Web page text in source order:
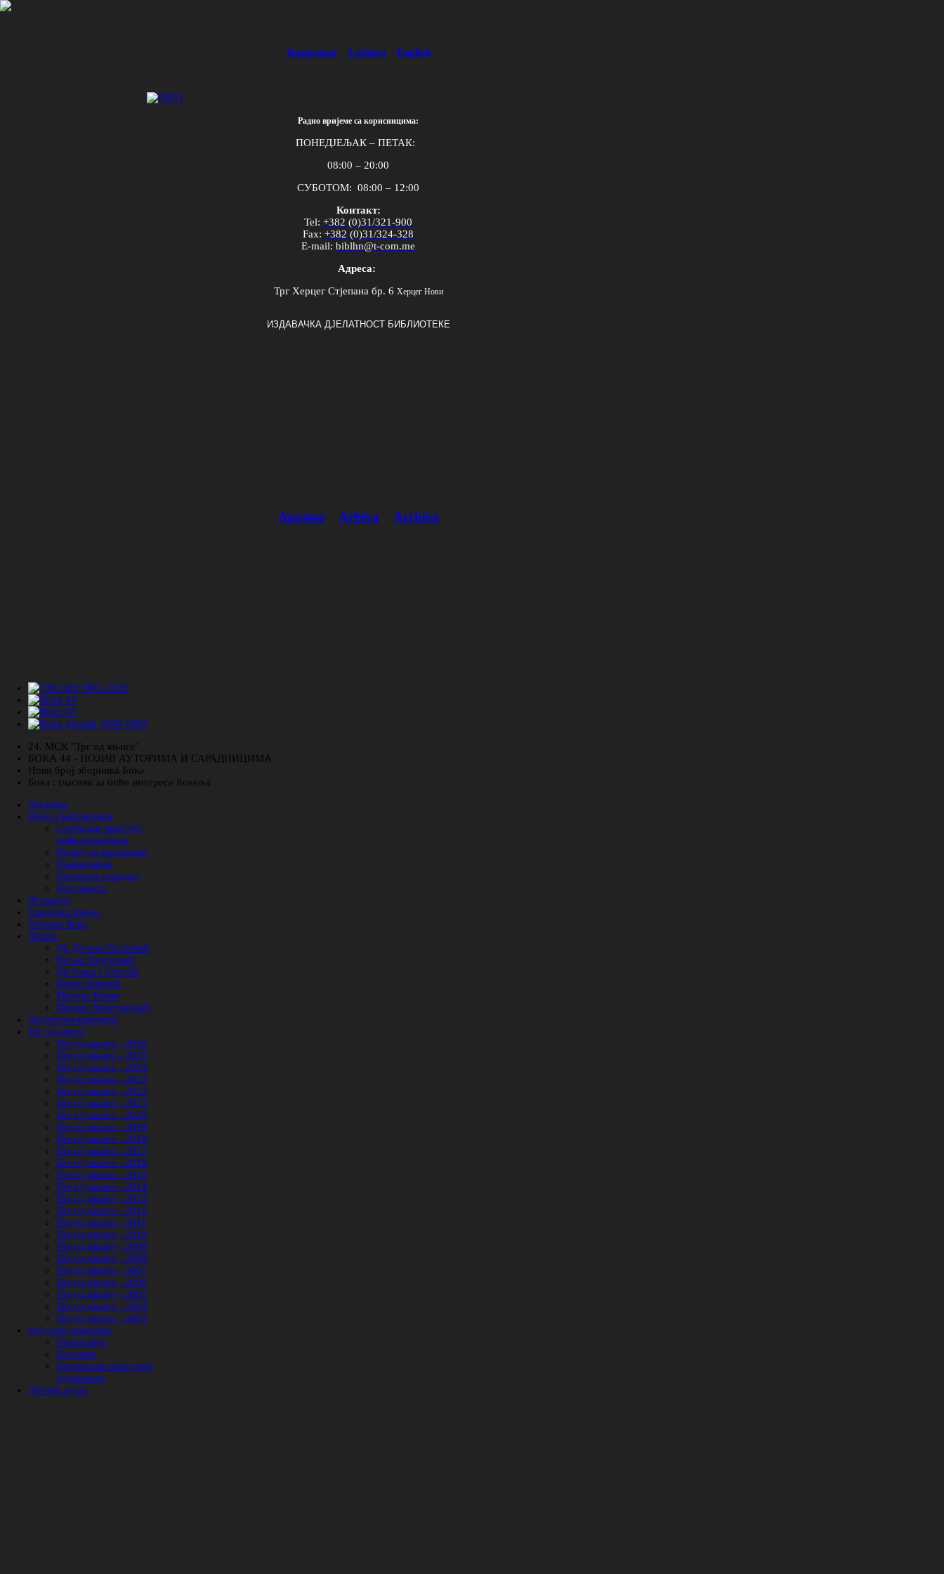
Ћирилица Latinica English
Радно вријеме са корисницима:
ПОНЕДЈЕЉАК – ПЕТАК:
08:00 – 20:00
СУБОТОМ: 08:00 – 12:00
Контакт:
Tel: +382 (0)31/321-900
Fax: +382 (0)31/324-328
E-mail: biblhn@t-com.me
Адреса:
Трг Херцег Стјепана бр. 6 Херцег Нови
ИЗДАВАЧКА ДЈЕЛАТНОСТ БИБЛИОТЕКЕ
Архива Arhiva Archive
24. МСК "Трг од књиге"
БОКА 44 - ПОЗИВ АУТОРИМА И САРАДНИЦИМА
Нови број зборника Бока
Бока : гласник за опће интересе Бокеља
Насловна
Ријеч о Библиотеци
Слободан приступ
информацијама
Водич за кориснике
Правилници
Пројекти сарадње
Документа
Историјат
Завичајна збирка
Зборник Бока
Легати
Др Душан Петковић
Вељко Радојевић
Др Сања Суботић
Илија Зековић
Милош Ковач
Мираш Мартиновић
Дигитална колекција
Трг од књиге
Трг од књиге - 2026
Трг од књиге - 2025
Трг од књиге - 2024
Трг од књиге - 2023
Трг од књиге - 2022
Трг од књиге - 2021
Трг од књиге - 2020
Трг од књиге - 2019
Трг од књиге - 2018
Трг од књиге - 2017
Трг од књиге - 2016
Трг од књиге - 2015
Трг од књиге - 2014
Трг од књиге - 2013
Трг од књиге - 2012
Трг од књиге - 2011
Трг од књиге - 2010
Трг од књиге - 2009
Трг од књиге - 2008
Трг од књиге - 2007
Трг од књиге - 2006
Трг од књиге - 2005
Трг од књиге - 2004
Трг од књиге - 2003
Културни програми
Промоције
Изложбе
Литерарни конкурси/
радионице
Дјечији кутак